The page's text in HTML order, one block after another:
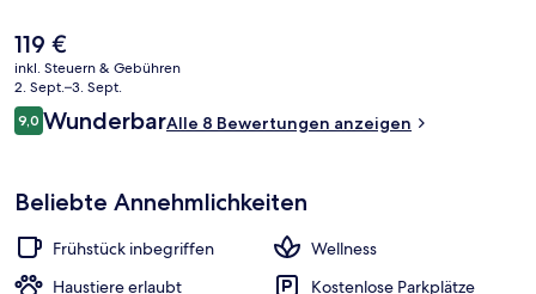
Der
aktuelle
Preis
beträgt
119 €.
119 €
inkl. Steuern & Gebühren
2. Sept.–3. Sept.
Bewertungen
9,09,0 von 10.
WunderbarAlle 8 Bewertungen anzeigen
Beliebte Annehmlichkeiten
Frühstück inbegriffen
Wellness
Haustiere erlaubt
Kostenlose Parkplätze